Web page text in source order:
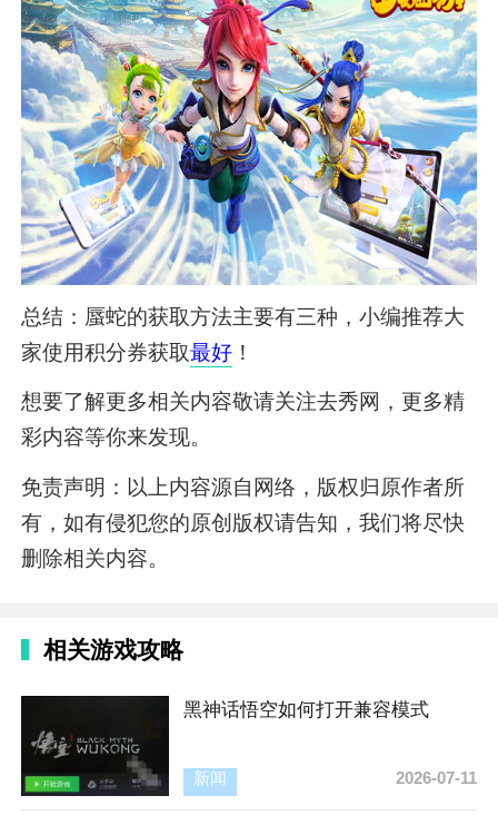
总结：蜃蛇的获取方法主要有三种，小编推荐大
家使用积分券获取最好！
想要了解更多相关内容敬请关注去秀网，更多精
彩内容等你来发现。
免责声明：以上内容源自网络，版权归原作者所
有，如有侵犯您的原创版权请告知，我们将尽快
删除相关内容。
相关游戏攻略
黑神话悟空如何打开兼容模式
新闻 2026-07-11